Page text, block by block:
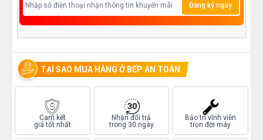
Đăng ký ngay
TẠI SAO MUA HÀNG Ở BẾP AN TOÀN
Cam kết
giá tốt nhất
Nhận đổi trả
trong 30 ngày
Bảo trì vĩnh viễn
trọn đời máy